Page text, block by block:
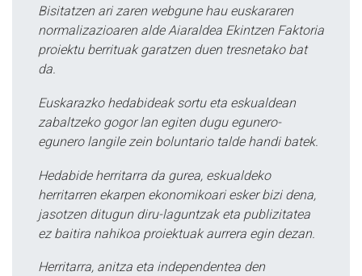
Bisitatzen ari zaren webgune hau euskararen
normalizazioaren alde Aiaraldea Ekintzen Faktoria
proiektu berrituak garatzen duen tresnetako bat
da.
Euskarazko hedabideak sortu eta eskualdean
zabaltzeko gogor lan egiten dugu egunero-
egunero langile zein boluntario talde handi batek.
Hedabide herritarra da gurea, eskualdeko
herritarren ekarpen ekonomikoari esker bizi dena,
jasotzen ditugun diru-laguntzak eta publizitatea
ez baitira nahikoa proiektuak aurrera egin dezan.
Herritarra, anitza eta independentea den